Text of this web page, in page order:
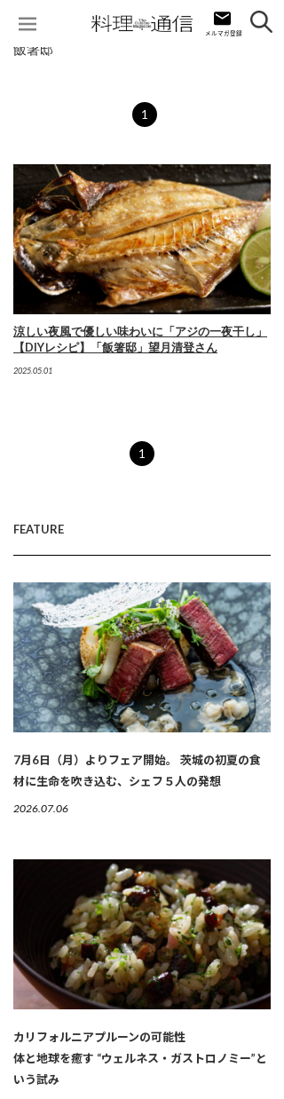
飯箸邸
1
涼しい夜風で優しい味わいに「アジの一夜干し」
【DIYレシピ】「飯箸邸」望月清登さん
2025.05.01
1
FEATURE
7月6日（月）よりフェア開始。 茨城の初夏の食
材に生命を吹き込む、シェフ５人の発想
2026.07.06
カリフォルニアプルーンの可能性
体と地球を癒す “ウェルネス・ガストロノミー”と
いう試み